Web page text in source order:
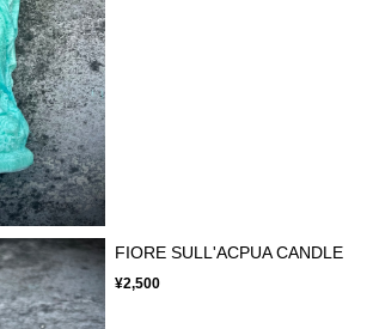
FIORE SULL'ACPUA CANDLE
¥2,500